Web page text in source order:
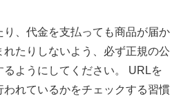
、代金を支払っても商品が届か
たりしないよう、必ず正規の公
ようにしてください。 URLを
れているかをチェックする習慣